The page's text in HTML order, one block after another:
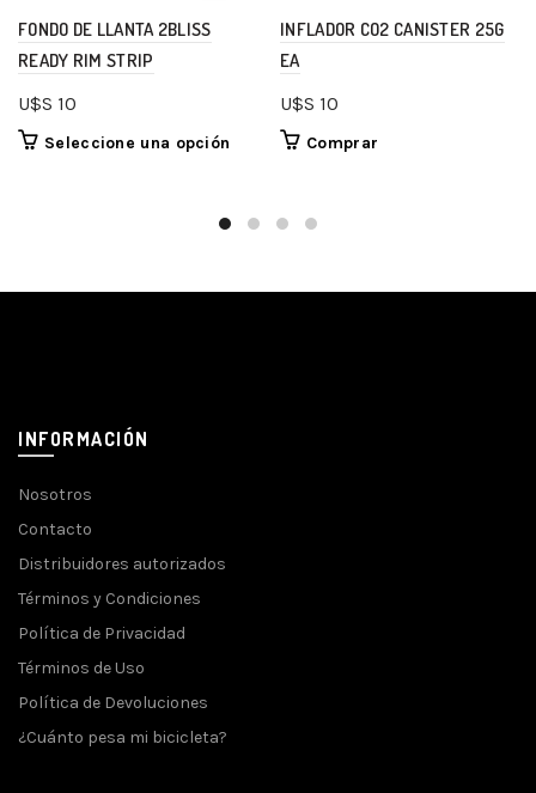
FONDO DE LLANTA 2BLISS
READY RIM STRIP
U$S 10
Seleccione una opción
INFLADOR CO2 CANISTER 25G
EA
U$S 10
Comprar
INFORMACIÓN
Nosotros
Contacto
Distribuidores autorizados
Términos y Condiciones
Política de Privacidad
Términos de Uso
Política de Devoluciones
¿Cuánto pesa mi bicicleta?